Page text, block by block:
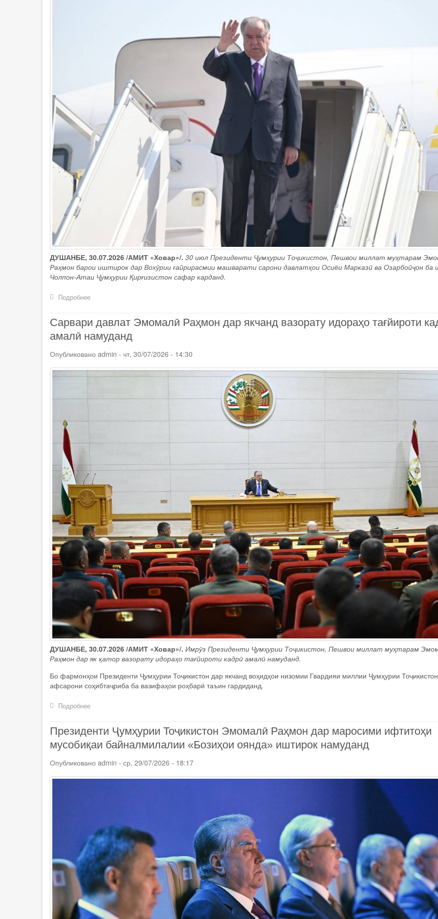
ДУШАНБЕ, 30.07.2026 /АМИТ «Ховар»/. 30 июл Президенти Ҷумҳурии Тоҷикистон, Пешвои миллат муҳтарам
Раҳмон барои иштирок дар Вохӯрии ғайрирасмии машварати сарони давлатҳои Осиёи Марказӣ ва Озарбойҷон ба
Чолпон-Атаи Ҷумҳурии Қирғизистон сафар карданд.
Подробнее
кории
Президенти
Ҷумҳурии
Тоҷикистон
Эмомалӣ
Раҳмон
ба
Ҷумҳурии
Сарвари давлат Эмомалӣ Раҳмон дар якчанд вазорату идораҳо тағйироти
амалӣ намуданд
Опубликовано admin - чт, 30/07/2026 - 14:30
ДУШАНБЕ, 30.07.2026 /АМИТ «Ховар»/. Имрӯз Президенти Ҷумҳурии Тоҷикистон, Пешвои миллат муҳтарам
Раҳмон дар як қатор вазорату идораҳо тағйироти кадрӣ амалӣ намуданд.
Бо фармонҳои Президенти Ҷумҳурии Тоҷикистон дар якчанд воҳидҳои низомии Гвардияи миллии Ҷумҳурии Тоҷикистон
афсарони соҳибтаҷриба ба вазифаҳои роҳбарӣ таъин гардиданд.
Подробнее
давлат
Эмомалӣ
Раҳмон
дар
якчанд
вазорату
идораҳо
Президенти Ҷумҳурии Тоҷикистон Эмомалӣ Раҳмон дар маросими ифтитоҳи
мусобиқаи байналмилалии «Бозиҳои оянда» иштирок намуданд
Опубликовано admin - ср, 29/07/2026 - 18:17